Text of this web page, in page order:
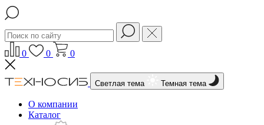
0 0 0
Светлая тема Темная тема
О компании
Каталог